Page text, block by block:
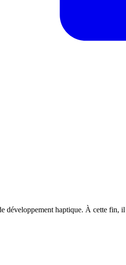
haptique. À cette fin,